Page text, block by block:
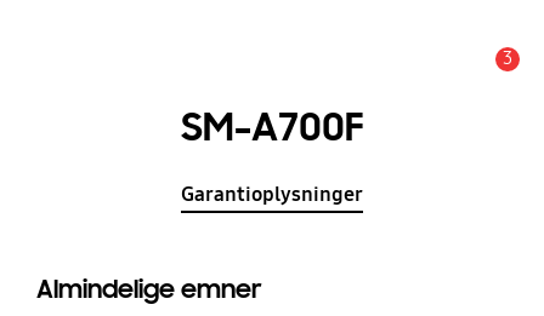
3
SM-A700F
Garantioplysninger
Almindelige emner